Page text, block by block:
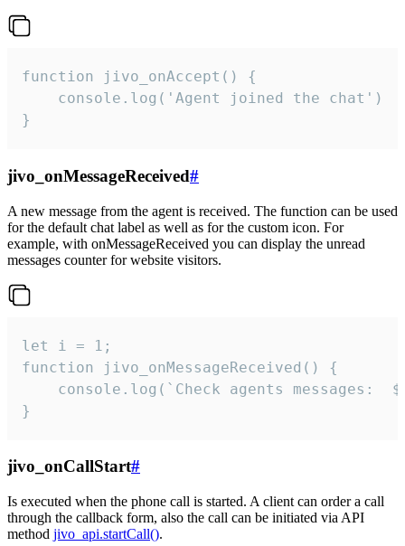
function jivo_onAccept() {
}
jivo_onMessageReceived#
A new message from the agent is received. The function can be used
for the default chat label as well as for the custom icon. For
example, with onMessageReceived you can display the unread
messages counter for website visitors.
let i = 1;
function jivo_onMessageReceived() {
}
jivo_onCallStart#
Is executed when the phone call is started. A client can order a call
through the callback form, also the call can be initiated via API
method jivo_api.startCall().